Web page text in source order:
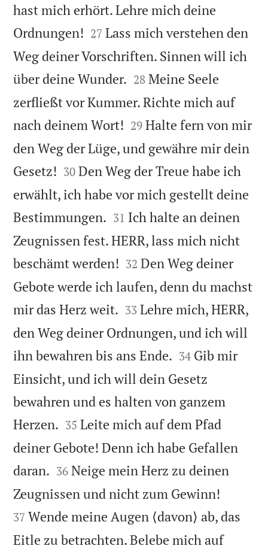
hast mich erhört. Lehre mich deine
Ordnungen! 

27 Lass mich verstehen den
Weg deiner Vorschriften. Sinnen will ich
über deine Wunder. 

28 Meine Seele
zerfließt vor Kummer. Richte mich auf
nach deinem Wort! 

29 Halte fern von mir
den Weg der Lüge, und gewähre mir dein
Gesetz! 

30 Den Weg der Treue habe ich
erwählt, ich habe vor mich gestellt deine
Bestimmungen. 

31 Ich halte an deinen
Zeugnissen fest. HERR, lass mich nicht
beschämt werden! 

32 Den Weg deiner
Gebote werde ich laufen, denn du machst
mir das Herz weit. 

33 Lehre mich, HERR,
den Weg deiner Ordnungen, und ich will
ihn bewahren bis ans Ende. 

34 Gib mir
Einsicht, und ich will dein Gesetz
bewahren und es halten von ganzem
Herzen. 

35 Leite mich auf dem Pfad
deiner Gebote! Denn ich habe Gefallen
daran. 

36 Neige mein Herz zu deinen
Zeugnissen und nicht zum Gewinn!
37 Wende meine Augen ⟨davon⟩ ab, das
Eitle zu betrachten. Belebe mich auf